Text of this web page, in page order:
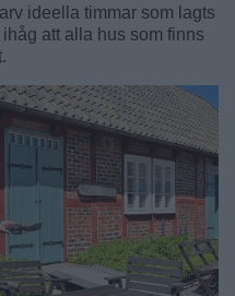
ideella timmar som lagts
att alla hus som finns